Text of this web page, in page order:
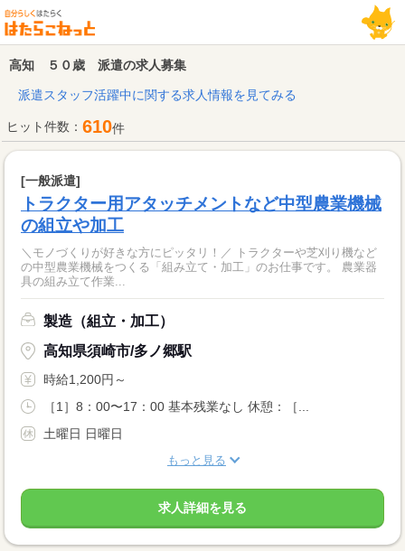
高知 ５０歳 派遣の求人募集
派遣スタッフ活躍中に関する求人情報を見てみる
ヒット件数： 610件
[一般派遣]
トラクター用アタッチメントなど中型農業機械
の組立や加工
＼モノづくりが好きな方にピッタリ！／ トラクターや芝刈り機など
の中型農業機械をつくる「組み立て・加工」のお仕事です。 農業器
具の組み立て作業...
製造（組立・加工）
高知県須崎市/多ノ郷駅
時給1,200円～
［1］8：00〜17：00 基本残業なし 休憩：［...
土曜日 日曜日
もっと見る
求人詳細を見る